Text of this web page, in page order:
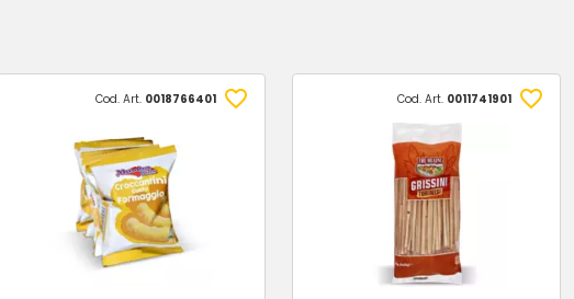
Cod. Art. 0018766401 Cod. Art. 0011741901